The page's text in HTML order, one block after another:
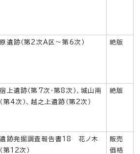
遺跡（第2次A区～第6次） 絶版
上遺跡（第7次・第8次）、城山南
第4次）、越之上遺跡（第2次）
絶版
跡発掘調査報告書18 花ノ木
第12次）
販売
価格